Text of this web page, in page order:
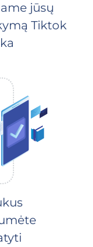
jūsų
Tiktok